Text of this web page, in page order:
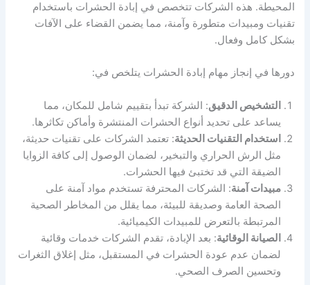
المحيطة. هذه الشركات تتخصص في إبادة الحشرات باستخدام
تقنيات ومبيدات متطورة وآمنة، مما يضمن القضاء على الآفات
بشكل كامل وفعال.
دورها في إنجاز مهام إبادة الحشرات يتلخص في:
التشخيص الدقيق: الشركة تبدأ بتقييم شامل للمكان، مما
يساعد على تحديد أنواع الحشرات المنتشرة وأماكن تكاثرها.
استخدام التقنيات الحديثة: تعتمد الشركات على تقنيات حديثة،
مثل الرش الحراري والتبخير، لضمان الوصول إلى كافة الزوايا
الضيقة التي قد تختبئ فيها الحشرات.
مبيدات آمنة: الشركات المحترفة تستخدم مواد آمنة على
الصحة العامة وصديقة للبيئة، مما يقلل من المخاطر الصحية
المرتبطة بالتعرض للمبيدات الكيميائية.
الصيانة الوقائية: بعد الإبادة، تقدم الشركات خدمات وقائية
لضمان عدم عودة الحشرات في المستقبل، مثل إغلاق الثغرات
وتحسين الصرف الصحي.